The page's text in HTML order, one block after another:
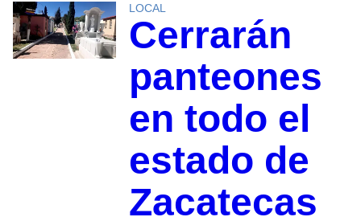
LOCAL
Cerrarán
panteones
en todo el
estado de
Zacatecas